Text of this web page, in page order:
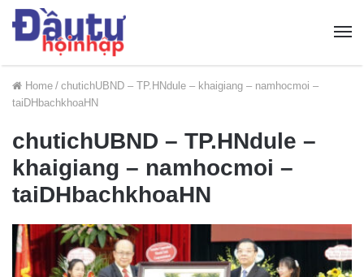
Home / chutichUBND – TP.HNdule – khaigiang – namhocmoi –
taiDHbachkhoaHN
chutichUBND – TP.HNdule –
khaigiang – namhocmoi –
taiDHbachkhoaHN